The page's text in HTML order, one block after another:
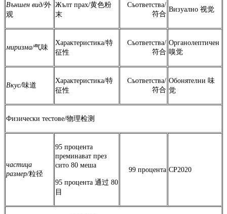
Външен вид/外
观
Жълт прах/黄色粉
末
Съответства/
符合
Визуално 视觉
миризма/气味
Характеристика/特
征性
Съответства/
符合
Органолептичен
嗅觉
Вкус/味道
Характеристика/特
征性
Съответства/
符合
Обонятелни 味
觉
Физически тестове/物理检测
частица
размер/粒径
95 процента
преминават през
сито 80 меша
95 процента 通过 80
目
99 процента CP2020